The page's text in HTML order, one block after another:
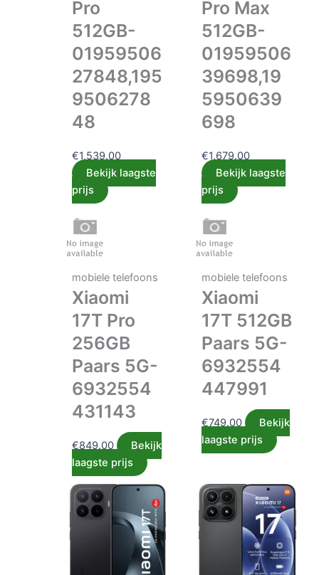
Pro
512GB-
01959506
27848,195
9506278
48
€1,539.00
Bekijk laagste
prijs
Pro Max
512GB-
01959506
39698,19
5950639
698
€1,679.00
Bekijk laagste
prijs
mobiele telefoons
Xiaomi
17T Pro
256GB
Paars 5G-
6932554
431143
€849.00
Bekijk
laagste prijs
mobiele telefoons
Xiaomi
17T 512GB
Paars 5G-
6932554
447991
€749.00
Bekijk
laagste prijs